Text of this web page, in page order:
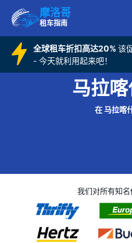
摩洛哥
租车指南
全球租车折扣高达20% 该
- 今天就利用起来吧！
马拉
在 马拉喀
我们对所有知